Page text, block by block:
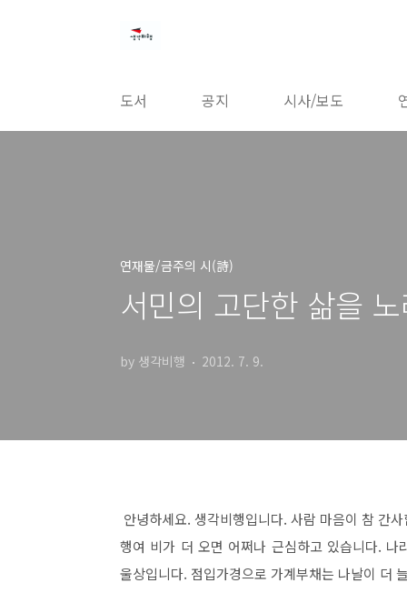
도서 공지 시사/보도
연재물/금주의 시(詩)
서민의 고단한 삶을
by 생각비행 2012. 7. 9.
안녕하세요. 생각비행입니다. 사람 마음이 참 간
행여 비가 더 오면 어쩌나 근심하고 있습니다. 나
울상입니다. 점입가경으로 가계부채는 나날이 더